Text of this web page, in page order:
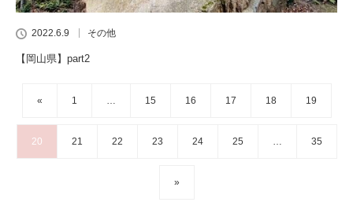
2022.6.9 その他
【岡山県】part2
« 1 15 16 17 18 19
20 21 22 23 24 25 35
»